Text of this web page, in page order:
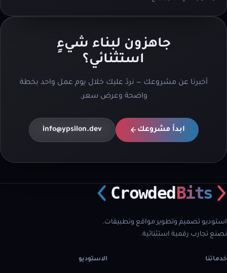
جاهزون لبناء شيءٍ
استثنائي؟
أخبرنا عن مشروعك — نردّ عليك خلال يوم عمل واحد بخطة
واضحة وعرض سعر.
ابدأ مشروعك info@ypsilon.dev
CrowdedBits
استوديو تصميم وتطوير مواقع وتطبيقات.
نصنع تجارب رقمية استثنائية.
خدماتنا الاستوديو